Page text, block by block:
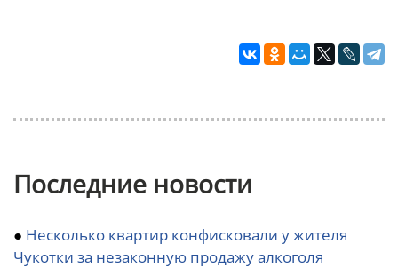
Последние новости
● Несколько квартир конфисковали у жителя
Чукотки за незаконную продажу алкоголя